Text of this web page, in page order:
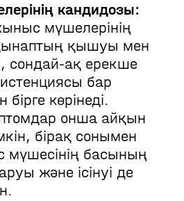
кандидозы:
мүшелерінің
қышуы мен
сондай-ақ ерекше
бар
бірге көрінеді.
онша айқын
бірақ сонымен
мүшесінің басының
және ісінуі де